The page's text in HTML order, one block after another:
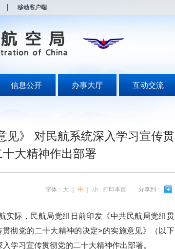
移动客户端
信息公开 办事大厅 互动交流
见》 对民航系统深入学习宣传贯
大精神作出部署
分享到：
打印本页
字体： 大 中 小
际，民航局党组日前印发《中共民航局党组贯
彻党的二十大精神的决定>的实施意见》（以下
学习宣传贯彻党的二十大精神作出部署。